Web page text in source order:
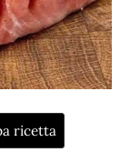
ricetta